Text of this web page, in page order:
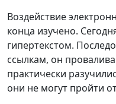
Воздействие
конца изучено.
гипертекстом.
ссылкам, он
практически
они не могут пройти